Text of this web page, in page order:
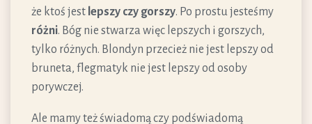
że ktoś jest lepszy czy gorszy. Po prostu jesteśmy
różni. Bóg nie stwarza więc lepszych i gorszych,
tylko różnych. Blondyn przecież nie jest lepszy od
bruneta, flegmatyk nie jest lepszy od osoby
porywczej.
Ale mamy też świadomą czy podświadomą